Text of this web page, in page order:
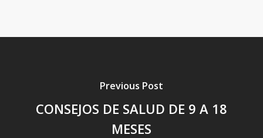
Previous Post
CONSEJOS DE SALUD DE 9 A 18
MESES